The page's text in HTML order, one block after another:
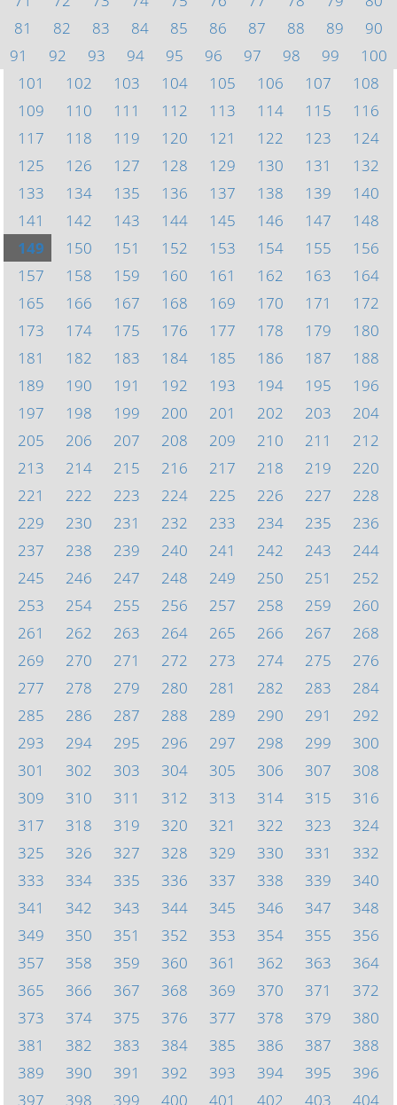
81
82 83 84 85 86 87 88 89
90
91
92 93 94 95 96 97 98 99
100
101
102 103 104 105 106 107
108
109
110 111 112 113 114 115
116
117
118 119 120 121 122 123
124
125
126 127 128 129 130 131
132
133
134 135 136 137 138 139
140
141
142 143 144 145 146 147
148
149
150 151 152 153 154 155
156
157
158 159 160 161 162 163
164
165
166 167 168 169 170 171
172
173
174 175 176 177 178 179
180
181
182 183 184 185 186 187
188
189
190 191 192 193 194 195
196
197
198 199 200 201 202 203
204
205
206 207 208 209 210 211
212
213
214 215 216 217 218 219
220
221
222 223 224 225 226 227
228
229
230 231 232 233 234 235
236
237
238 239 240 241 242 243
244
245
246 247 248 249 250 251
252
253
254 255 256 257 258 259
260
261
262 263 264 265 266 267
268
269
270 271 272 273 274 275
276
277
278 279 280 281 282 283
284
285
286 287 288 289 290 291
292
293
294 295 296 297 298 299
300
301
302 303 304 305 306 307
308
309
310 311 312 313 314 315
316
317
318 319 320 321 322 323
324
325
326 327 328 329 330 331
332
333
334 335 336 337 338 339
340
341
342 343 344 345 346 347
348
349
350 351 352 353 354 355
356
357
358 359 360 361 362 363
364
365
366 367 368 369 370 371
372
373
374 375 376 377 378 379
380
381
382 383 384 385 386 387
388
389
390 391 392 393 394 395
396
397
398 399 400 401 402 403 404